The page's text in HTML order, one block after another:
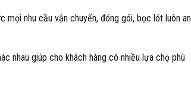
mọi nhu cầu vận chuyển, đóng gói, bọc lót luôn an
nhau giúp cho khách hàng có nhiều lựa chọ phù